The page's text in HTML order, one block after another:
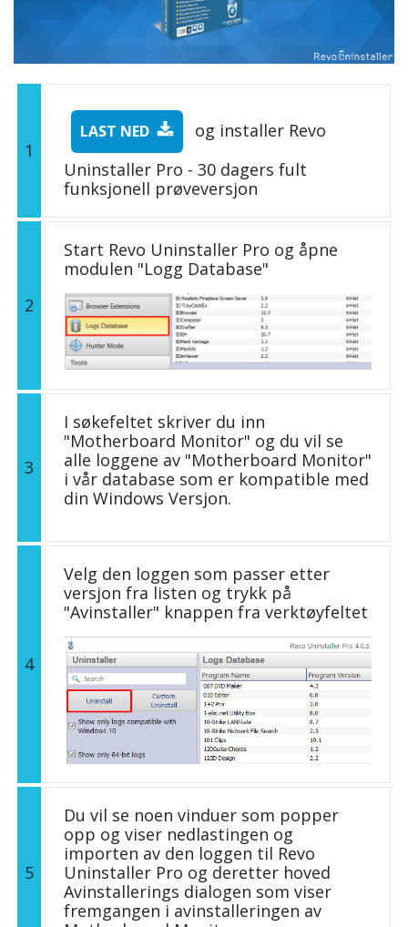
1
LAST NED
og installer Revo
Uninstaller Pro - 30 dagers fult
funksjonell prøveversjon
2
Start Revo Uninstaller Pro og åpne
modulen "Logg Database"
3
I søkefeltet skriver du inn
"Motherboard Monitor" og du vil se
alle loggene av "Motherboard Monitor"
i vår database som er kompatible med
din Windows Versjon.
4
Velg den loggen som passer etter
versjon fra listen og trykk på
"Avinstaller" knappen fra verktøyfeltet
5
Du vil se noen vinduer som popper
opp og viser nedlastingen og
importen av den loggen til Revo
Uninstaller Pro og deretter hoved
Avinstallerings dialogen som viser
fremgangen i avinstalleringen av